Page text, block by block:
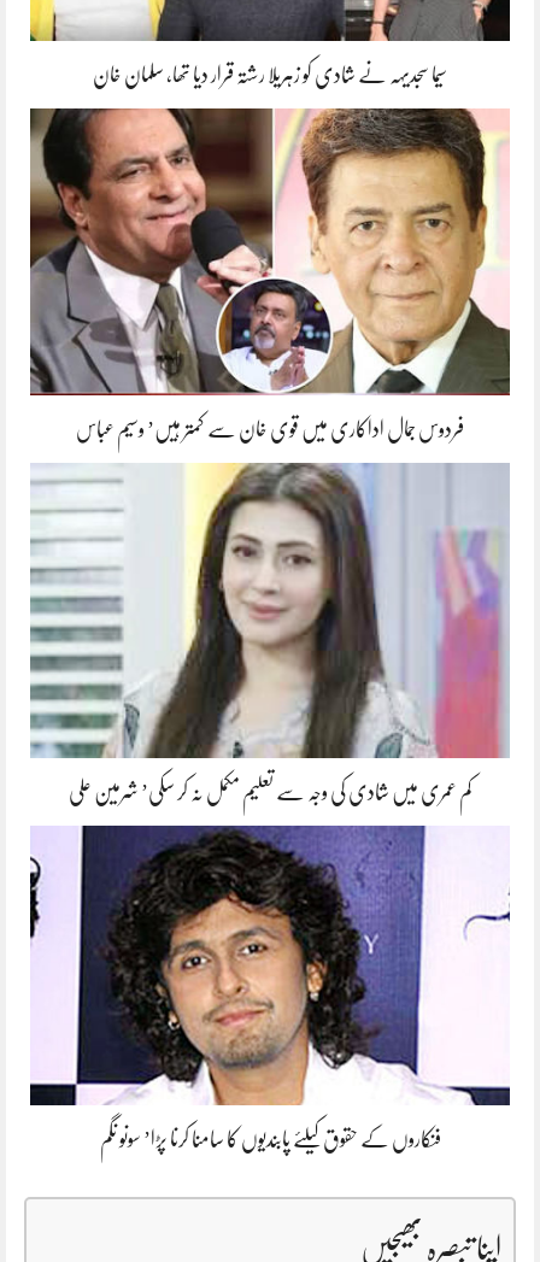
سیما سجدیہہ نے شادی کو زہریلا رشتہ قرار دیا تھا، سلمان خان
فردوس جمال اداکاری میں قوی خان سے کمتر ہیں’ وسیم عباس
کم عمری میں شادی کی وجہ سے تعلیم مکمل نہ کر سکی’ شرمین علی
فنکاروں کے حقوق کیلئے پابندیوں کا سامنا کرنا پڑا’ سونو نگم
اپنا تبصرہ بھیجیں